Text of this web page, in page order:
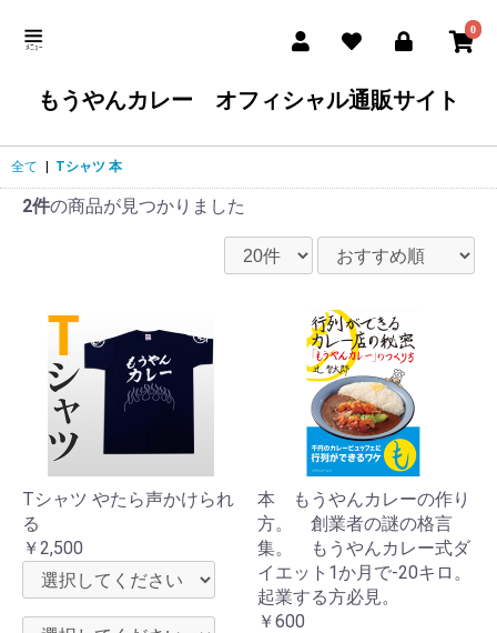
0
もうやんカレー オフィシャル通販サイト
全て Tシャツ 本
2件の商品が見つかりました
Tシャツ やたら声かけられ
る
￥2,500
本 もうやんカレーの作り
方。 創業者の謎の格言
集。 もうやんカレー式ダ
イエット1か月で-20キロ。
起業する方必見。
￥600